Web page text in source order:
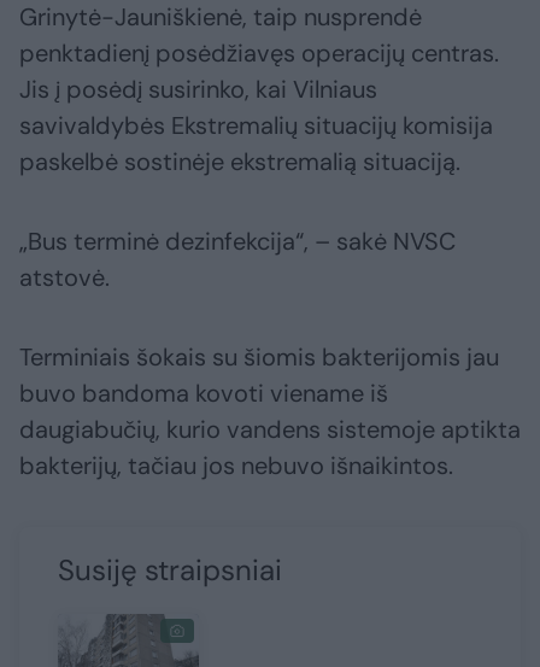
Grinytė-Jauniškienė, taip nusprendė
penktadienį posėdžiavęs operacijų centras.
Jis į posėdį susirinko, kai Vilniaus
savivaldybės Ekstremalių situacijų komisija
paskelbė sostinėje ekstremalią situaciją.
„Bus terminė dezinfekcija“, – sakė NVSC
atstovė.
Terminiais šokais su šiomis bakterijomis jau
buvo bandoma kovoti viename iš
daugiabučių, kurio vandens sistemoje aptikta
bakterijų, tačiau jos nebuvo išnaikintos.
Susiję straipsniai